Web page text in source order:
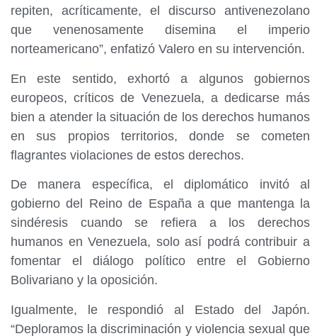
repiten, acríticamente, el discurso antivenezolano
que venenosamente disemina el imperio
norteamericano”, enfatizó Valero en su intervención.
En este sentido, exhortó a algunos gobiernos
europeos, críticos de Venezuela, a dedicarse más
bien a atender la situación de los derechos humanos
en sus propios territorios, donde se cometen
flagrantes violaciones de estos derechos.
De manera específica, el diplomático invitó al
gobierno del Reino de España a que mantenga la
sindéresis cuando se refiera a los derechos
humanos en Venezuela, solo así podrá contribuir a
fomentar el diálogo político entre el Gobierno
Bolivariano y la oposición.
Igualmente, le respondió al Estado del Japón.
“Deploramos la discriminación y violencia sexual que